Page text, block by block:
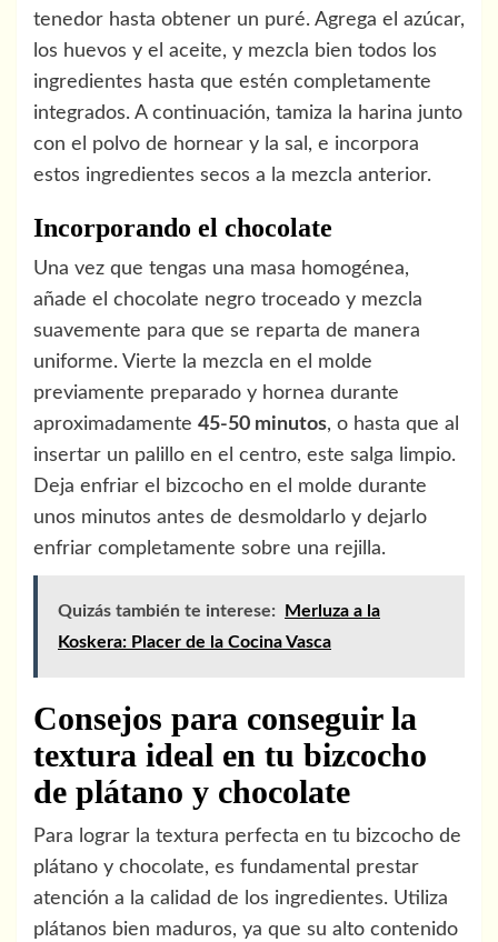
tenedor hasta obtener un puré. Agrega el azúcar,
los huevos y el aceite, y mezcla bien todos los
ingredientes hasta que estén completamente
integrados. A continuación, tamiza la harina junto
con el polvo de hornear y la sal, e incorpora
estos ingredientes secos a la mezcla anterior.
Incorporando el chocolate
Una vez que tengas una masa homogénea,
añade el chocolate negro troceado y mezcla
suavemente para que se reparta de manera
uniforme. Vierte la mezcla en el molde
previamente preparado y hornea durante
aproximadamente 45-50 minutos, o hasta que al
insertar un palillo en el centro, este salga limpio.
Deja enfriar el bizcocho en el molde durante
unos minutos antes de desmoldarlo y dejarlo
enfriar completamente sobre una rejilla.
Quizás también te interese:
Merluza a la
Koskera: Placer de la Cocina Vasca
Consejos para conseguir la
textura ideal en tu bizcocho
de plátano y chocolate
Para lograr la textura perfecta en tu bizcocho de
plátano y chocolate, es fundamental prestar
atención a la calidad de los ingredientes. Utiliza
plátanos bien maduros, ya que su alto contenido